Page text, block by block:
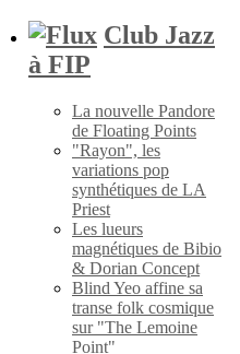
Club Jazz
à FIP
La nouvelle Pandore
de Floating Points
"Rayon", les
variations pop
synthétiques de LA
Priest
Les lueurs
magnétiques de Bibio
& Dorian Concept
Blind Yeo affine sa
transe folk cosmique
sur "The Lemoine
Point"